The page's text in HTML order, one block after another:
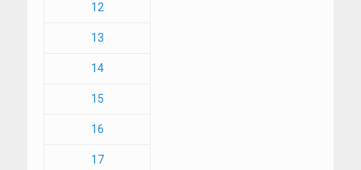
12
13
14
15
16
17